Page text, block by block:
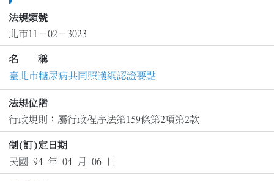
法規類號
北市11－02－3023
名 稱
臺北市糖尿病共同照護網認證要點
法規位階
行政規則：屬行政程序法第159條第2項第2款
制(訂)定日期
民國 94 年 04 月 06 日